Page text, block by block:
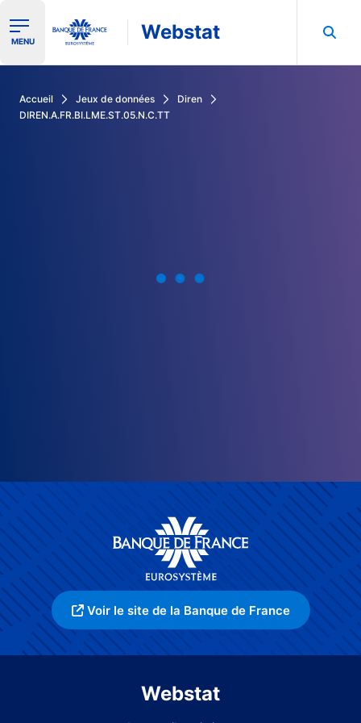
Ouvrir le menu de navigation
MENU Webstat
Accueil Jeux de données
Diren
DIREN.A.FR.BI.LME.ST.05.N.C.TT
Voir le site de la Banque de France
Webstat